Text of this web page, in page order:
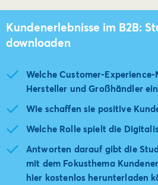
Kundenerlebnisse im B2B:
downloaden
Welche Customer-
Hersteller und Großhändler
Wie schaffen sie positive
Welche Rolle spielt die
Antworten darauf gibt die
mit dem Fokusthema
hier kostenlos herunterladen